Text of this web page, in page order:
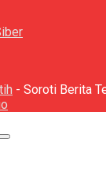
- Soroti Berita